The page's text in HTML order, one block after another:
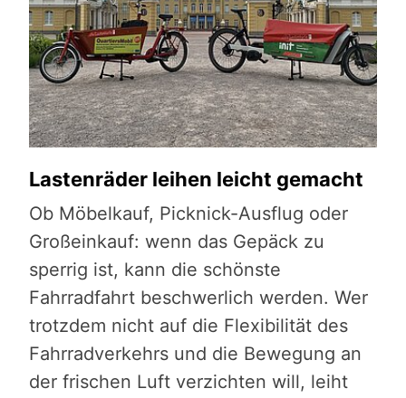
Lastenräder leihen leicht gemacht
Ob Möbelkauf, Picknick-Ausflug oder
Großeinkauf: wenn das Gepäck zu
sperrig ist, kann die schönste
Fahrradfahrt beschwerlich werden. Wer
trotzdem nicht auf die Flexibilität des
Fahrradverkehrs und die Bewegung an
der frischen Luft verzichten will, leiht